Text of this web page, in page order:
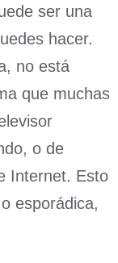
ser una
hacer.
no está
que muchas
o de
Internet. Esto
esporádica,